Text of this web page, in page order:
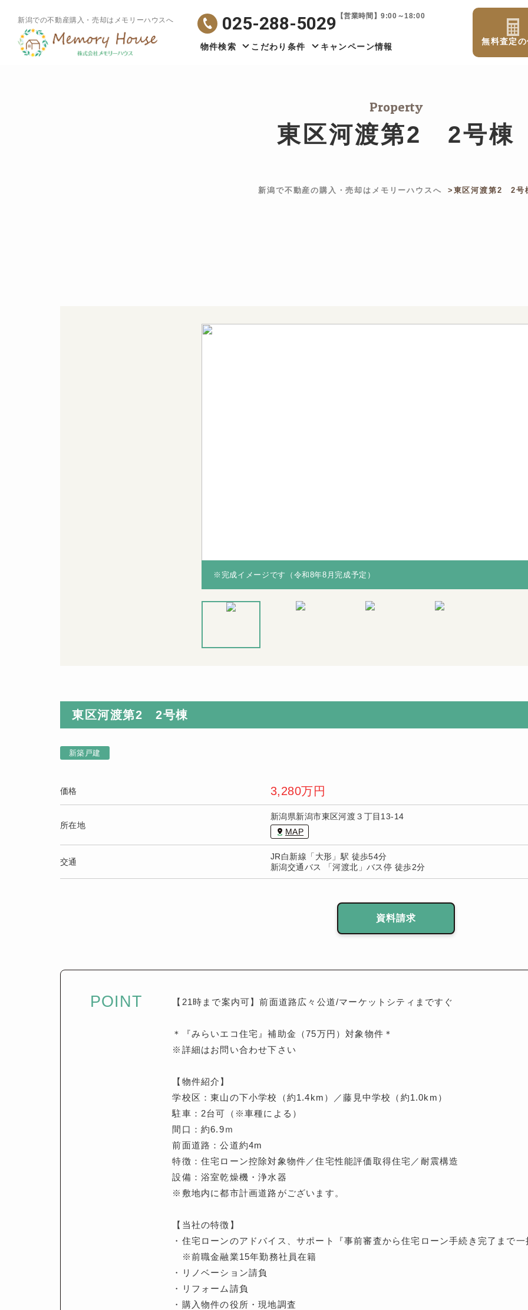
新潟での不動産購入・売却はメモリーハウスへ 025-288-5029 【営業時間】9:00～18:00
物件検索 こだわり条件 キャンペーン情報
無料査定
Property
東区河渡第2 2号棟
新潟で不動産の購入・売却はメモリーハウスへ 東区河渡第2 2号
※完成イメージです（令和8年8月完成予定）
※完成イメージです（令和8年8月完成予定）
優先致します
（キッチン・
償保証！※保
東区河渡第2 2号棟
新築戸建
価格 3,280万円
所在地
新潟県新潟市東区河渡３丁目13-14
MAP
交通
JR白新線「大形」駅 徒歩54分
新潟交通バス 「河渡北」バス停 徒歩2分
資料請求
POINT 【21時まで案内可】前面道路広々公道/マーケットシティまですぐ
＊『みらいエコ住宅』補助金（75万円）対象物件＊
※詳細はお問い合わせ下さい
【物件紹介】
学校区：東山の下小学校（約1.4km）／藤見中学校（約1.0km）
駐車：2台可（※車種による）
間口：約6.9ｍ
前面道路：公道約4m
特徴：住宅ローン控除対象物件／住宅性能評価取得住宅／耐震構造
設備：浴室乾燥機・浄水器
※敷地内に都市計画道路がございます。
【当社の特徴】
・住宅ローンのアドバイス、サポート『事前審査から住宅ローン手続き完了まで
※前職金融業15年勤務社員在籍
・リノベーション請負
・リフォーム請負
・購入物件の役所・現地調査